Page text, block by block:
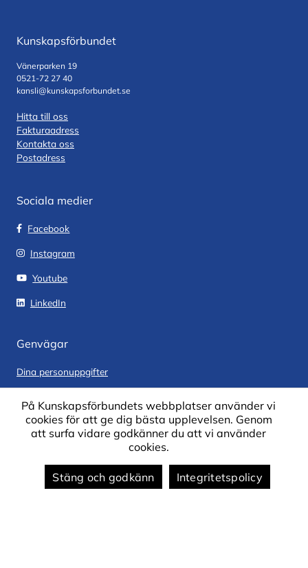
Kunskapsförbundet
Vänerparken 19
0521-72 27 40
kansli@kunskapsforbundet.se
Hitta till oss
Fakturaadress
Kontakta oss
Postadress
Sociala medier
Facebook
Instagram
Youtube
LinkedIn
Genvägar
Dina personuppgifter
Offentliga handlingar
Synpunkter och klagomål
På Kunskapsförbundets webbplatser använder vi
cookies för att ge dig bästa upplevelsen. Genom
att surfa vidare godkänner du att vi använder
cookies.
Stäng och godkänn Integritetspolicy